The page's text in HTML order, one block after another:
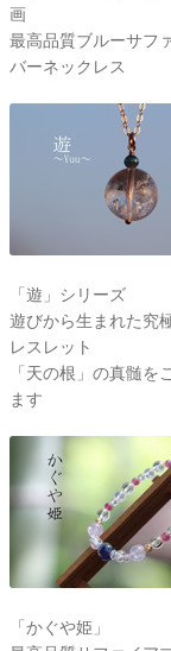
画
最高品質ブルーサフ
バーネックレス
「遊」シリーズ
遊びから生まれた究
レスレット
「天の根」の真髄を
ます
「かぐや姫」